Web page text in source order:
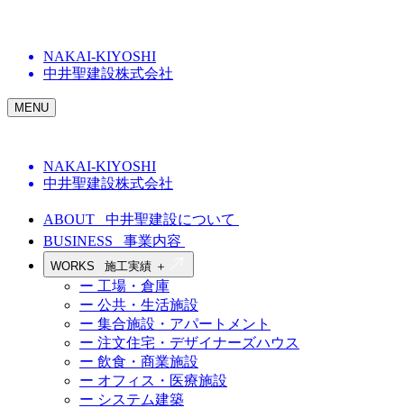
NAKAI-KIYOSHI
中井聖建設株式会社
MENU
NAKAI-KIYOSHI
中井聖建設株式会社
ABOUT 中井聖建設について
BUSINESS 事業内容
WORKS 施工実績 ＋
ー 工場・倉庫
ー 公共・生活施設
ー 集合施設・アパートメント
ー 注文住宅・デザイナーズハウス
ー 飲食・商業施設
ー オフィス・医療施設
ー システム建築